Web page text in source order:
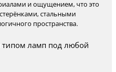
и ощущением, что это
стальными
пространства.
типом ламп под любой